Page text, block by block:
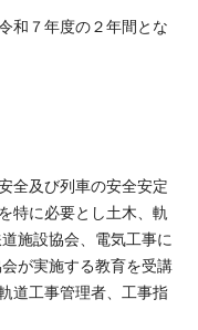
和７年度の２年間とな
全及び列車の安全安定
特に必要とし土木、軌
施設協会、電気工事に
が実施する教育を受講
道工事管理者、工事指